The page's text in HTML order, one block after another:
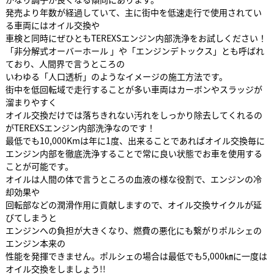
発売より年数が経過していて、主に街中を低速走行で使用されてい
る車両にはオイル交換や
車検と同時にぜひともTEREXSエンジン内部洗浄をお試しください！
「非分解式オーバーホール 」や「エンジンデトックス」とも呼ばれ
ており、人間界で言うところの
いわゆる「人口透析」のようなイメージの施工方法です。
街中を低回転域で走行することが多い車両はカーボンやスラッジが
溜まりやすく
オイル交換だけでは落ちきれない汚れをしっかり除去してくれるの
がTEREXSエンジン内部洗浄なのです！
最低でも10,000Kmは年に1度、出来ることであればオイル交換毎に
エンジン内部を徹底洗浄することで常に良い状態でお車を使用する
ことが可能です。
オイルは人間の体で言うところの血液の様な役割で、エンジンの冷
却効果や
回転部などの潤滑作用に貢献しますので、オイル交換サイクルが延
びてしまうと
エンジンへの負担が大きくなり、燃費の悪化にも繋がりポルシェの
エンジン本来の
性能を発揮できません。ポルシェの場合は最低でも5,000㎞に一度は
オイル交換をしましょう!!